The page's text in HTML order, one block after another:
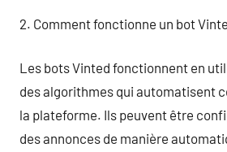
2. Comment fonctionne un bot
Les bots Vinted fonctionnent en
des algorithmes qui automatisent
la plateforme. Ils peuvent être
des annonces de manière